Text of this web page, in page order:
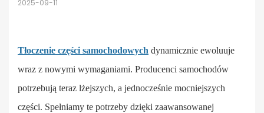
2025-09-11
Tłoczenie części samochodowych dynamicznie ewoluuje
wraz z nowymi wymaganiami. Producenci samochodów
potrzebują teraz lżejszych, a jednocześnie mocniejszych
części. Spełniamy te potrzeby dzięki zaawansowanej